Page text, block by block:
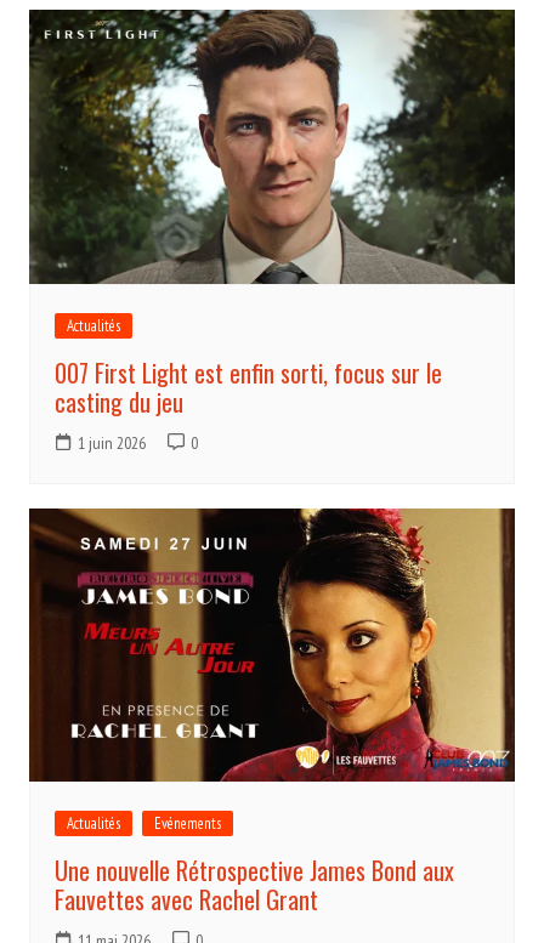
Actualités
007 First Light est enfin sorti, focus sur le
casting du jeu
1 juin 2026 0
Actualités Evénements
Une nouvelle Rétrospective James Bond aux
Fauvettes avec Rachel Grant